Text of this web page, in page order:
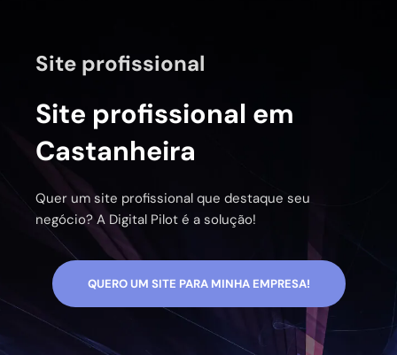
Site profissional
Site profissional em
Castanheira
Quer um site profissional que destaque seu
negócio? A Digital Pilot é a solução!
QUERO UM SITE PARA MINHA EMPRESA!